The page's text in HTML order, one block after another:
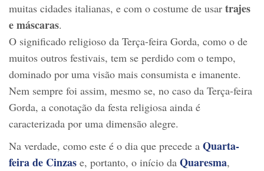
muitas cidades italianas, e com o costume de usar trajes
e máscaras.
O significado religioso da Terça-feira Gorda, como o de
muitos outros festivais, tem se perdido com o tempo,
dominado por uma visão mais consumista e imanente.
Nem sempre foi assim, mesmo se, no caso da Terça-feira
Gorda, a conotação da festa religiosa ainda é
caracterizada por uma dimensão alegre.
Na verdade, como este é o dia que precede a Quarta-
feira de Cinzas e, portanto, o início da Quaresma,